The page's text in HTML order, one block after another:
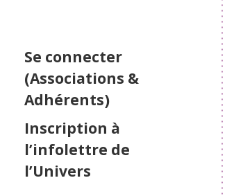
Se connecter
(Associations &
Adhérents)
Inscription à
l’infolettre de
l’Univers